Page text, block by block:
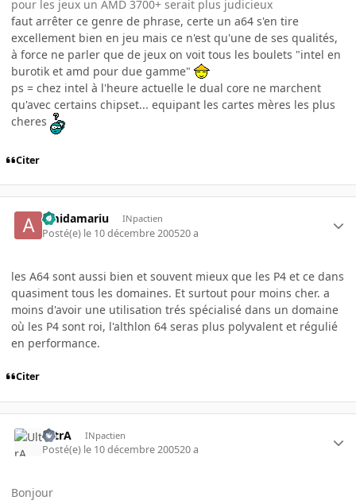
pour les jeux un AMD 3700+ serait plus judicieux
faut arrêter ce genre de phrase, certe un a64 s'en tire
excellement bien en jeu mais ce n'est qu'une de ses qualités,
à force ne parler que de jeux on voit tous les boulets "intel en
burotik et amd pour due gamme"
ps = chez intel à l'heure actuelle le dual core ne marchent
qu'avec certains chipset... equipant les cartes mères les plus
cheres
Citer
amidamariu INpactien
Posté(e) le 10 décembre 200520 a
les A64 sont aussi bien et souvent mieux que les P4 et ce dans
quasiment tous les domaines. Et surtout pour moins cher. a
moins d'avoir une utilisation trés spécialisé dans un domaine
où les P4 sont roi, l'althlon 64 seras plus polyvalent et régulié
en performance.
Citer
UltrA INpactien
Posté(e) le 10 décembre 200520 a
Bonjour